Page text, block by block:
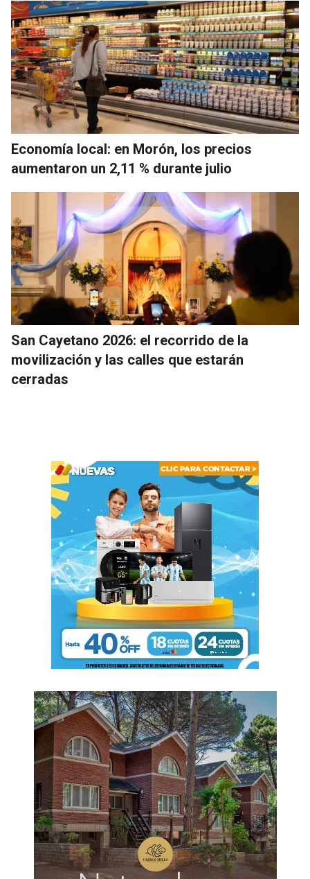
Economía local: en Morón, los precios
aumentaron un 2,11 % durante julio
San Cayetano 2026: el recorrido de la
movilización y las calles que estarán
cerradas